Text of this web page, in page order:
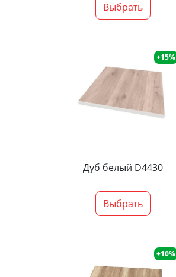
Выбрать
+15%
Дуб белый D4430
Выбрать
+10%